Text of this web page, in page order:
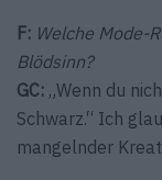
F: Welche Mode-
Blödsinn?
GC: „Wenn du
Schwarz.“ Ich
mangelnder